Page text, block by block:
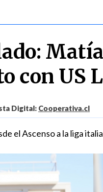
con US
Digital: Cooperativa.cl
el Ascenso a la liga